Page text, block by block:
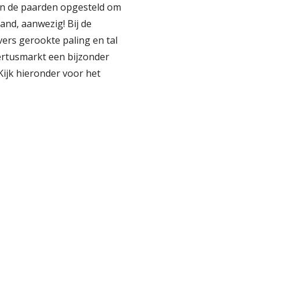
de paarden opgesteld om
aanwezig! Bij de
gerookte paling en tal
een bijzonder
hieronder voor het